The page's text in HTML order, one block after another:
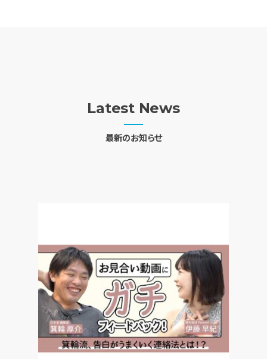
Latest News
最新のお知らせ